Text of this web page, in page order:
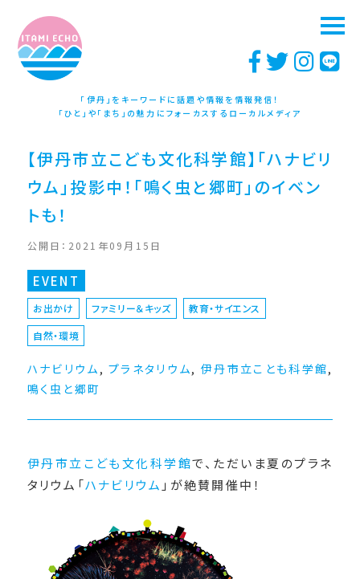
「伊丹」をキーワードに話題や情報を情報発信！
「ひと」や「まち」の魅力にフォーカスするローカルメディア
【伊丹市立こども文化科学館】「ハナビリ
ウム」投影中！「鳴く虫と郷町」のイベン
トも！
公開日：2021年09月15日
EVENT
お出かけ ファミリー＆キッズ
教育・サイエンス
自然・環境
ハナビリウム ,プラネタリウム, 伊丹市立ことも科学館,
鳴く虫と郷町
伊丹市立こども文化科学館で、ただいま夏のプラネ
タリウム「ハナビリウム 」が絶賛開催中！